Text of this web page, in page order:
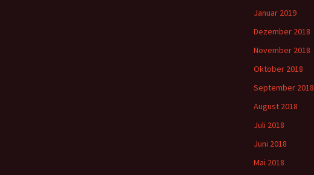
Januar 2019
Dezember 2018
November 2018
Oktober 2018
September 2018
August 2018
Juli 2018
Juni 2018
Mai 2018